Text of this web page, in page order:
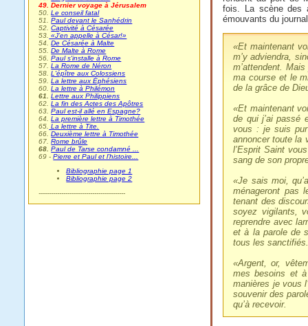
49. Dernier voyage à Jérusalem
50.Le conseil fatal
51.Paul devant le Sanhédrin
52.Captivité à Césarée
53. «J’en appelle à César!»
54.De Césarée à Malte
55.De Malte à Rome
56.Paul s'installe à Rome
57.La Rome de Néron
58.L'épître aux Colossiens
59.La lettre aux Éphésiens
60.La lettre à Philémon
61.Lettre aux Philippiens
62.La fin des Actes des Apôtres
63.Paul est-il allé en Espagne?
64.La première lettre à Timothée
65. La lettre à Tite.
66.Deuxième lettre à Timothée
67.Rome brûle
68.Paul de Tarse condamné ...
69 -Pierre et Paul et l’histoire...
Bibliographie page 1
Bibliographie page 2
------------------------------------------
fois. La scène des
émouvants du
«Et maintenant
m’y adviendra,
m’attendent.
ma course et le
de la grâce de
«Et maintenant
de qui j’ai passé
vous : je suis
annoncer toute la
l’Esprit Saint
sang de son
«Je sais moi,
ménageront pas
tenant des
soyez vigilants,
reprendre avec
et à la parole de
tous les
«Argent, or,
mes besoins et
manières je vous
souvenir des
qu’à recevoir.